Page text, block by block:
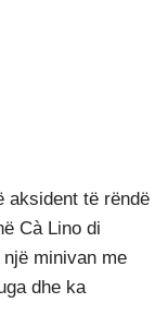
aksident të rëndë
Cà Lino di
minivan me
dhe ka